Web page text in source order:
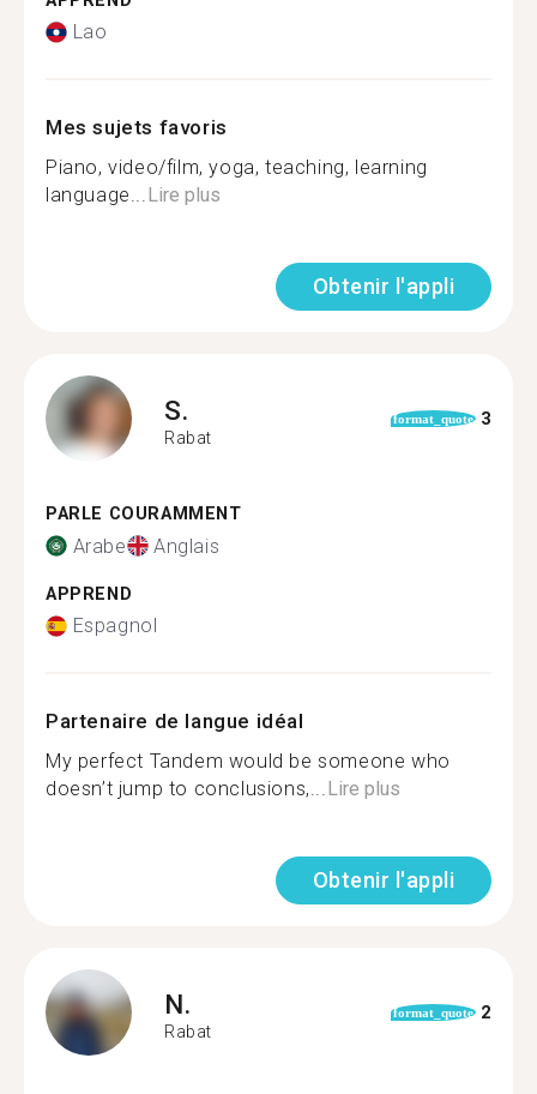
Lao
Mes sujets favoris
Piano, video/film, yoga, teaching, learning
language...Lire plus
Obtenir l'appli
S.
Rabat
format_quote 3
PARLE COURAMMENT
Arabe Anglais
APPREND
Espagnol
Partenaire de langue idéal
My perfect Tandem would be someone who
doesn’t jump to conclusions,...Lire plus
Obtenir l'appli
N.
Rabat
format_quote 2